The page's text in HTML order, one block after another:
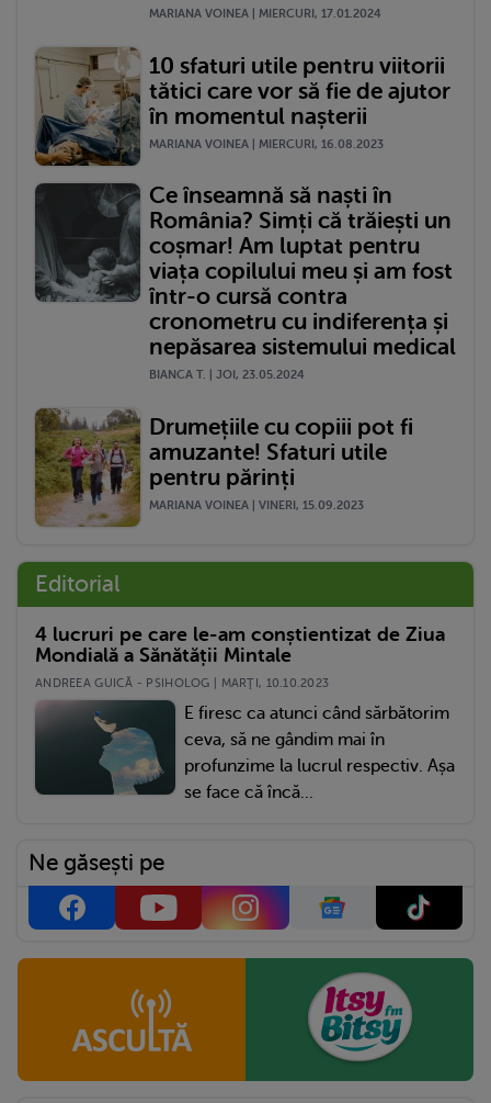
MARIANA VOINEA | MIERCURI, 17.01.2024
10 sfaturi utile pentru viitorii
tătici care vor să fie de ajutor
în momentul nașterii
MARIANA VOINEA | MIERCURI, 16.08.2023
Ce înseamnă să naști în
România? Simți că trăiești un
coșmar! Am luptat pentru
viața copilului meu și am fost
într-o cursă contra
cronometru cu indiferența și
nepăsarea sistemului medical
BIANCA T. | JOI, 23.05.2024
Drumețiile cu copiii pot fi
amuzante! Sfaturi utile
pentru părinți
MARIANA VOINEA | VINERI, 15.09.2023
Editorial
4 lucruri pe care le-am conștientizat de Ziua
Mondială a Sănătății Mintale
ANDREEA GUICĂ - PSIHOLOG | MARŢI, 10.10.2023
E firesc ca atunci când sărbătorim
ceva, să ne gândim mai în
profunzime la lucrul respectiv. Așa
se face că încă...
Ne găsești pe